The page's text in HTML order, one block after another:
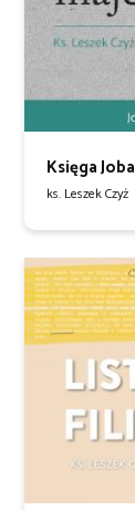
Księga Joba
ks. Leszek Czyż